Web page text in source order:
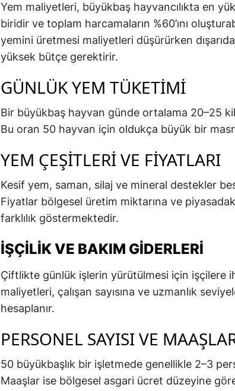
Yem maliyetleri, büyükbaş hayvancılıkta en
biridir ve toplam harcamaların %60’ını
yemini üretmesi maliyetleri düşürürken
yüksek bütçe gerektirir.
GÜNLÜK YEM TÜKETIMI
Bir büyükbaş hayvan günde ortalama 20–25
Bu oran 50 hayvan için oldukça büyük bir
YEM ÇEŞITLERI VE FIYATLARI
Kesif yem, saman, silaj ve mineral destekler
Fiyatlar bölgesel üretim miktarına ve
farklılık göstermektedir.
İŞÇILIK VE BAKIM GIDERLERI
Çiftlikte günlük işlerin yürütülmesi için işçilere
maliyetleri, çalışan sayısına ve uzmanlık
hesaplanır.
PERSONEL SAYISI VE
50 büyükbaşlık bir işletmede genellikle 2–3
Maaşlar ise bölgesel asgari ücret düzeyine